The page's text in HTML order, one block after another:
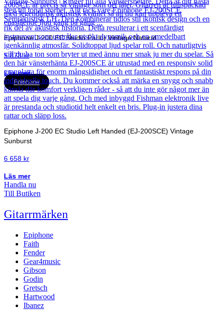
Epiphone J-200 EC Studio Parlor Vintage Natural
5 873kr
Läs mer
Epiphone
Epiphone J-200 EC Studio Left Handed (EJ-200SCE) Vintage
Sunburst
6 658 kr
Läs mer
Handla nu
Till Butiken
Gitarrmärken
Epiphone
Faith
Fender
Gear4music
Gibson
Godin
Gretsch
Hartwood
Ibanez